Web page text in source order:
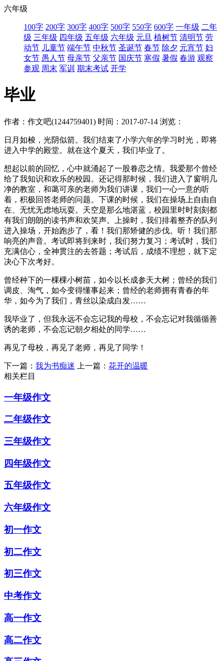
六年级
100字 200字 300字 400字 500字 550字 600字 一年级 二年
级 三年级 四年级 五年级 六年级 元旦 植树节 清明节 劳
动节 儿童节 端午节 中秋节 圣诞节 春节 除夕 元宵节 妇
女节 愚人节 母亲节 父亲节 国庆节 寒假 暑假 春游 观察
参观 周末 军训 期末考试 开学
毕业
作者：作文吧(1244759401) 时间：2017-07-14 浏览：
日月如梭，光阴似箭。我们结束了小学六年的学习时光，即将
进入中学的殿堂。就在这个夏天，我们毕业了。
想起以前的回忆，心中就涌起了一股眷恋之情。我爱那个曾经
给了我知识和欢乐的校园。还记得那时候，我们进入了窗明几
净的教室，和蔼可亲的老师为我们讲课，我们一心一意的听
着，积极回答老师的问题。下课的时候，我们在操场上自由自
在、无忧无虑地玩耍。天空是那么地湛蓝，校园里时时刻刻都
有我们朗朗的读书声和欢笑声。上操时，我们排着整齐的队列
进入操场，开始跑步了，看！我们那矫健的步伐。听！我们那
响亮的声音。考试即将到来时，我们努力复习；考试时，我们
充满信心，全神贯注的去答题；考试后，成绩不理想，就下定
决心下次考好。
曾经种下的一棵棵小树苗，如今以长成参天大树；曾经的我们
调皮、淘气，如今变得懂事起来；曾经的老师拥有青春的年
华，如今为了我们，青丝以染成白发……
我毕业了，但我永远不会忘记我的母校，不会忘记对我循循善
诱的老师，不会忘记朝夕相处的同学……
再见了母校，再见了老师，再见了同学！
下一篇： 我为书痴迷 上一篇： 花开的温暖
相关栏目
一年级作文
二年级作文
三年级作文
四年级作文
五年级作文
六年级作文
初一作文
初二作文
初三作文
中考作文
高一作文
高二作文